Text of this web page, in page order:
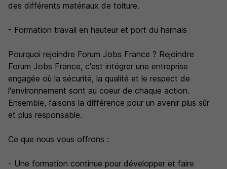
des différents matériaux de toiture.
- Formation travail en hauteur et port du harnais
Pourquoi rejoindre Forum Jobs France ? Rejoindre
Forum Jobs France, c'est intégrer une entreprise
engagée où la sécurité, la qualité et le respect de
l'environnement sont au coeur de chaque action.
Ensemble, faisons la différence pour un avenir plus sûr
et plus responsable.
Ce que nous vous offrons :
- Une formation continue pour développer et faire